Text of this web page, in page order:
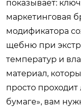
показывает:
маркетинговая
модификатора
щебню при
температур и
материал,
просто
бумаге», вам